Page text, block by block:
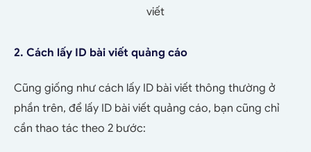
viết
2. Cách lấy ID bài viết quảng cáo
Cũng giống như cách lấy ID bài viết thông thường ở
phần trên, để lấy ID bài viết quảng cáo, bạn cũng chỉ
cần thao tác theo 2 bước: